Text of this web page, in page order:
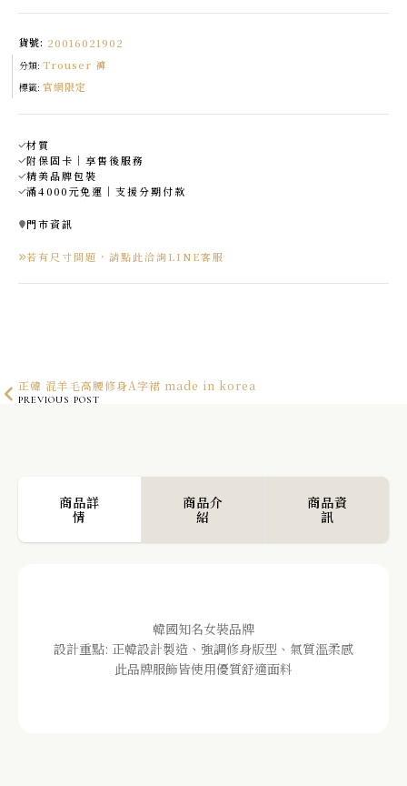
身
分
褲
in
數
貨號: 20016021902
分類: Trouser 褲
標籤: 官網限定
材質
附保固卡｜享售後服務
精美品牌包裝
滿4000元免運｜支援分期付款
門市資訊
若有尺寸問題，請點此洽詢LINE客服
正韓 混羊毛高腰修身A字裙 made in korea
PREVIOUS POST
商品詳
情
商品介
紹
商品資
訊
韓國知名女裝品牌
設計重點: 正韓設計製造、強調修身版型、氣質溫柔感
此品牌服飾皆使用優質舒適面料